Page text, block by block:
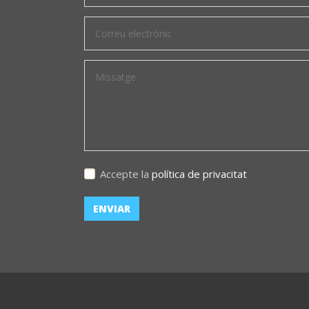
Accepte la política de privacitat